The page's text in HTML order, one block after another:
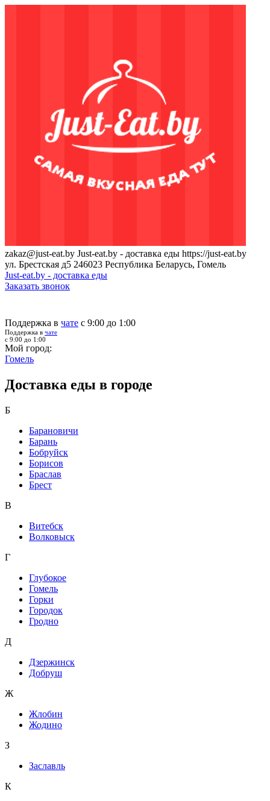
zakaz@just-eat.by Just-eat.by - доставка еды https://just-eat.by
ул. Брестская д5 246023 Республика Беларусь, Гомель
Just-eat.by - доставка еды
Заказать звонок
Поддержка в чате с 9:00 до 1:00
Поддержка в чате
с 9:00 до 1:00
Мой город:
Гомель
Доставка еды в городе
Б
Барановичи
Барань
Бобруйск
Борисов
Браслав
Брест
В
Витебск
Волковыск
Г
Глубокое
Гомель
Горки
Городок
Гродно
Д
Дзержинск
Добруш
Ж
Жлобин
Жодино
З
Заславль
К